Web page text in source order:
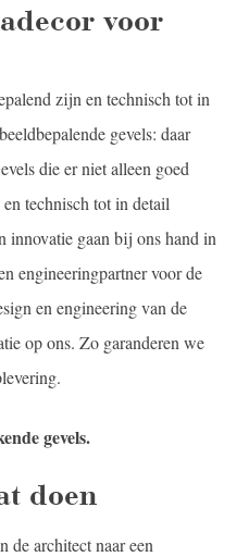
voor
zijn en technisch tot in
gevels: daar
die er niet alleen goed
technisch tot in detail
innovatie gaan bij ons hand in
engineeringpartner voor de
en engineering van de
op ons. Zo garanderen we
gevels.
doen
de architect naar een